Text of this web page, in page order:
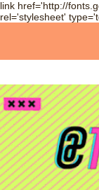
link href='http://
rel='stylesheet'